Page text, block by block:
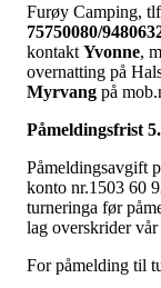
Furøy Camping,
75750080/
kontakt Yvonne,
overnatting på
Myrvang på
Påmeldingsfrist
Påmeldingsavgift
konto nr.1503 60
turneringa før
lag overskrider
For påmelding til